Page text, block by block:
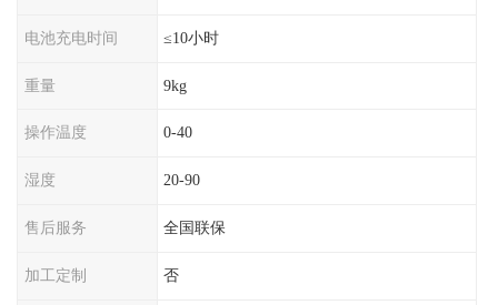
电池充电时间 ≤10小时
重量 9kg
操作温度 0-40
湿度 20-90
售后服务 全国联保
加工定制 否